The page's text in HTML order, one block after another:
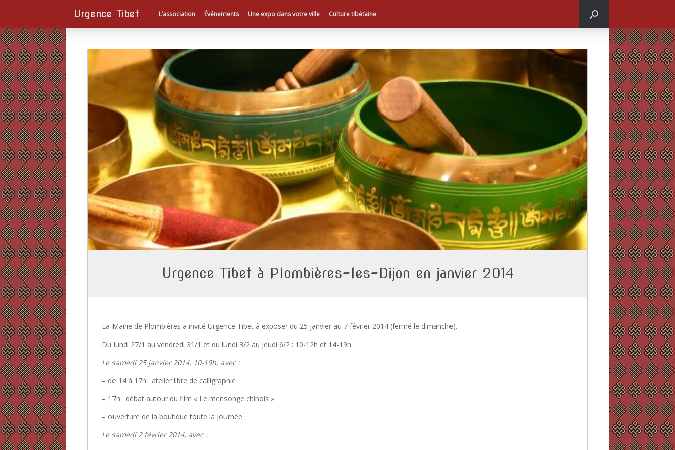
Urgence Tibet L’association Événements Une expo dans votre ville Culture tibétaine
Urgence Tibet à Plombières-les-Dijon en janvier 2014
La Mairie de Plombières a invité Urgence Tibet à exposer du 25 janvier au 7 février 2014 (fermé le dimanche).
Du lundi 27/1 au vendredi 31/1 et du lundi 3/2 au jeudi 6/2 : 10-12h et 14-19h.
Le samedi 25 janvier 2014, 10-19h, avec :
– de 14 à 17h : atelier libre de calligraphie
– 17h : débat autour du film « Le mensonge chinois »
– ouverture de la boutique toute la journée
Le samedi 2 février 2014, avec :